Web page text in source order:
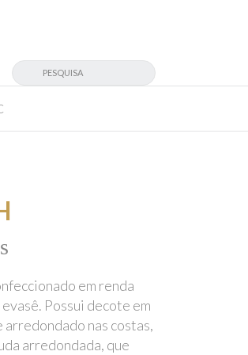
em renda
Possui decote em
nas costas,
arredondada, que